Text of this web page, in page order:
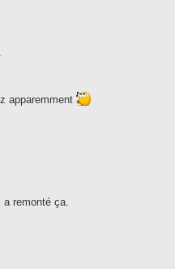
apparemment
remonté ça.